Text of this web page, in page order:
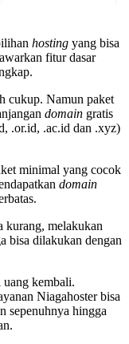
hosting yang bisa
fitur dasar
cukup. Namun paket
domain gratis
.or.id, .ac.id dan .xyz)
minimal yang cocok
domain
kurang, melakukan
bisa dilakukan dengan
kembali.
Niagahoster bisa
sepenuhnya hingga